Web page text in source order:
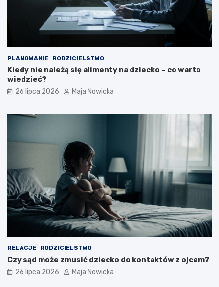
PLANOWANIE RODZICIELSTWO
Kiedy nie należą się alimenty na dziecko – co warto
wiedzieć?
26 lipca 2026 Maja Nowicka
RELACJE RODZICIELSTWO
Czy sąd może zmusić dziecko do kontaktów z ojcem?
26 lipca 2026 Maja Nowicka